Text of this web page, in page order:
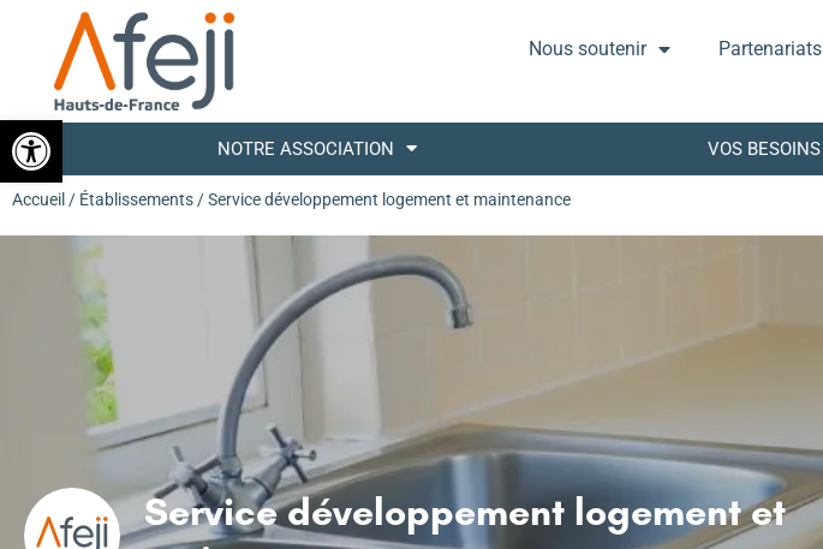
Ouvrir la barre d’outils
Nous soutenir Partenariats
NOTRE ASSOCIATION VOS BESOINS
Accueil / Établissements / Service développement logement et maintenance
Service développement logement et